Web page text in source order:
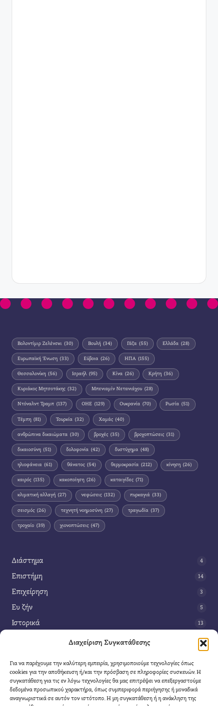
Διαχείριση Συγκατάθεσης
Για να παρέχουμε την καλύτερη εμπειρία, χρησιμοποιούμε τεχνολογίες όπως
cookies για την αποθήκευση ή/και την πρόσβαση σε πληροφορίες συσκευών. Η
συγκατάθεση για τις εν λόγω τεχνολογίες θα μας επιτρέψει να επεξεργαστούμε
δεδομένα προσωπικού χαρακτήρα, όπως συμπεριφορά περιήγησης ή μοναδικά
αναγνωριστικά σε αυτόν τον ιστότοπο. Η μη συγκατάθεση ή η ανάκληση της
Βολοντίμιρ Ζελένσκι (30) Βουλή (34) Γάζα (55) Ελλάδα (28)
Ευρωπαϊκή Ένωση (33) Εύβοια (26) ΗΠΑ (155)
Θεσσαλονίκη (56) Ισραήλ (95) Κίνα (26) Κρήτη (36)
Κυριάκος Μητσοτάκης (32) Μπενιαμίν Νετανιάχου (28)
Ντόναλντ Τραμπ (137) ΟΗΕ (129) Ουκρανία (70) Ρωσία (51)
Τέμπη (81) Τουρκία (32) Χαμάς (40)
ανθρώπινα δικαιώματα (30) βροχές (35) βροχοπτώσεις (31)
δικαιοσύνη (51) δολοφονία (42) δυστύχημα (48)
ηλιοφάνεια (61) θάνατος (54) θερμοκρασία (212) κίνηση (26)
καιρός (135) κακοποίηση (26) καταιγίδες (71)
κλιματική αλλαγή (27) νεφώσεις (132) πυρκαγιά (33)
σεισμός (26) τεχνητή νοημοσύνη (27) τραγωδία (37)
τροχαίο (39) χιονοπτώσεις (47)
Διάστημα 4
Επιστήμη 14
Επιχείρηση 3
Ευ ζήν 5
Ιστορικά 13
42
Τέχνη 3
Τεχνολογία
Υγεία